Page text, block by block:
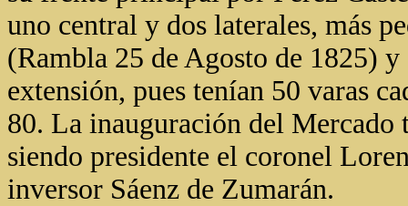
uno central y dos laterales, más
(Rambla 25 de Agosto de 1825)
extensión, pues tenían 50 varas
80. La inauguración del Mercado
siendo presidente el coronel
inversor Sáenz de Zumarán.